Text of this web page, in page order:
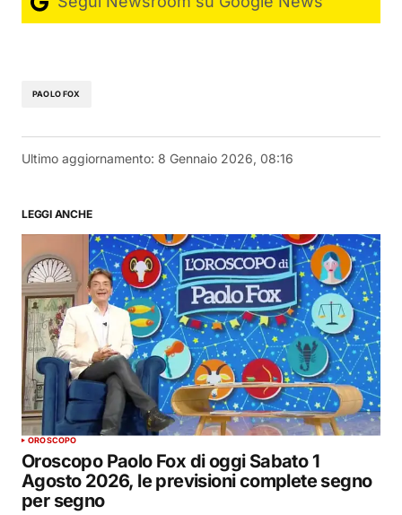
PAOLO FOX
Ultimo aggiornamento: 8 Gennaio 2026, 08:16
LEGGI ANCHE
OROSCOPO
Oroscopo Paolo Fox di oggi Sabato 1
Agosto 2026, le previsioni complete segno
per segno